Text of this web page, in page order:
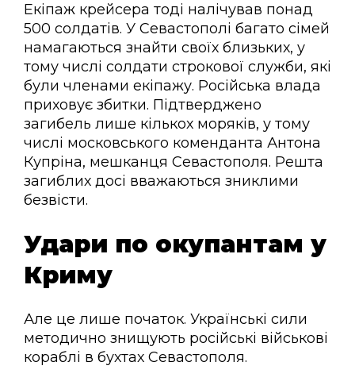
Екіпаж крейсера тоді налічував понад
500 солдатів. У Севастополі багато сімей
намагаються знайти своїх близьких, у
тому числі солдати строкової служби, які
були членами екіпажу. Російська влада
приховує збитки. Підтверджено
загибель лише кількох моряків, у тому
числі московського коменданта Антона
Купріна, мешканця Севастополя. Решта
загиблих досі вважаються зниклими
безвісти.
Удари по окупантам у
Криму
Але це лише початок. Українські сили
методично знищують російські військові
кораблі в бухтах Севастополя.